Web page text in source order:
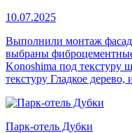
10.07.2025
Выполнили монтаж
выбраны
Konoshima под текстуру
текстуру Гладкое
Парк-отель Дубки